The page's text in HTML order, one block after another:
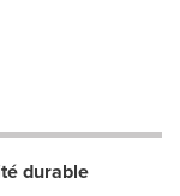
durable